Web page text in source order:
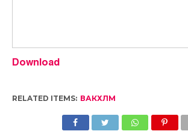
Download
RELATED ITEMS: ВАКХЛМ